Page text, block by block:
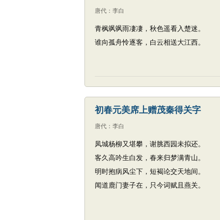
唐代 ： 李白
青枫飒飒雨凄凄，秋色遥看入楚迷。
谁向孤舟怜逐客，白云相送大江西。
初春元美席上赠茂秦得关字
唐代 ： 李白
凤城杨柳又堪攀，谢脁西园未拟还。
客久高吟生白发，春来归梦满青山。
明时抱病风尘下，短褐论交天地间。
闻道鹿门妻子在，只今词赋且燕关。